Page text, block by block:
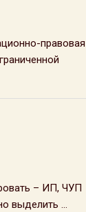
правовая
– ИП, ЧУП
выделить ...